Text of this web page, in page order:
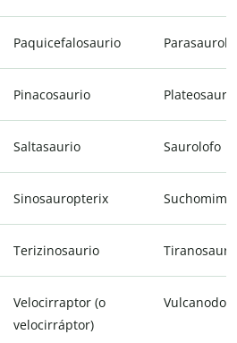
Paquicefalosaurio
Pinacosaurio Plateosaurio
Saltasaurio Saurolofo
Sinosauropterix Suchomimo
Terizinosaurio
Velocirraptor (o
velocirráptor)